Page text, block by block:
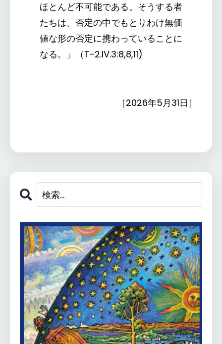
ほとんど不可能である。そうする者
たちは、否定の中でもとりわけ無価
値な形の否定に携わっていることに
なる。」（T-2.IV.3:8,8,11)
［2026年5月31日］